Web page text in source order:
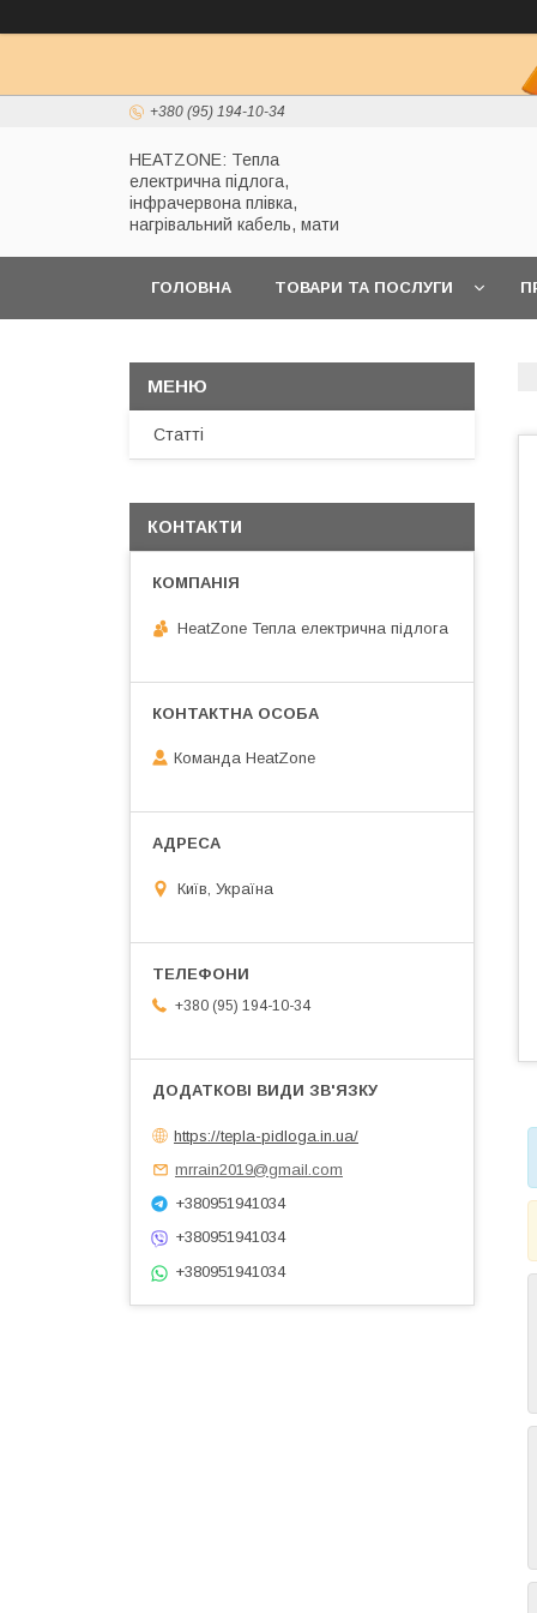
+380 (95) 194-10-34
HEATZONE: Тепла
електрична підлога,
інфрачервона плівка,
нагрівальний кабель, мати
ГОЛОВНА ТОВАРИ ТА ПОСЛУГИ
Статті
КОНТАКТИ
HeatZone Тепла електрична підлога
Команда HeatZone
Київ, Україна
+380 (95) 194-10-34
https://tepla-pidloga.in.ua/
mrrain2019@gmail.com
+380951941034
+380951941034
+380951941034